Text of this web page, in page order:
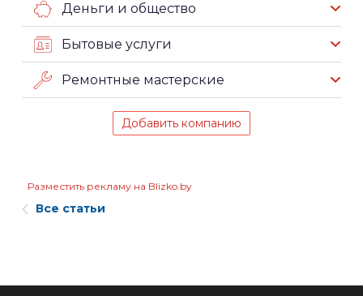
Деньги и общество
Бытовые услуги
Ремонтные мастерские
Добавить компанию
Разместить рекламу на Blizko.by
Все статьи